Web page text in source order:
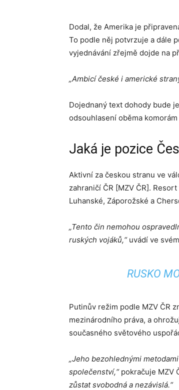
Dodal, že Amerika je
To podle něj potvrzuje a dále
vyjednávání zřejmě dojde na
„Ambicí české i americké
Dojednaný text dohody bude
odsouhlasení oběma
Jaká je pozice
Aktivní za českou stranu ve
zahraničí ČR [MZV ČR].
Luhanské, Záporožské a
„Tento čin nemohou
ruských vojáků,“uvádí ve
RUSKO
Putinův režim podle MZV ČR
mezinárodního práva, a
současného světového
„Jeho bezohlednými
společenství,“pokračuje MZV
zůstat svobodná a nezávislá.“